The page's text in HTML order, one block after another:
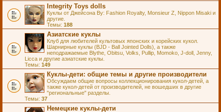
Integrity Toys dolls
Куклы от Джейсона Ву: Fashion Royalty, Monsieur Z, Nippon Misaki и
другие.
Темы: 188
Азиатские куклы
Клуб для любителей культовых японских и корейских кукол.
Шарнирные куклы (BJD - Ball Jointed Dolls), а также
неподражаемые Blythe, Obitsu, Volks, Pullip, Momoko, J-doll, Jenny,
Licca и другие азиатские куклы.
Темы: 149
Куклы-дети: общие темы и другие производители
Обсуждаем общие вопросы коллекционирования кукол-детей, а
также кукол-детей от производителей, не вошедших в другие
"региональные" разделы.
Темы: 37
Немецкие куклы-дети